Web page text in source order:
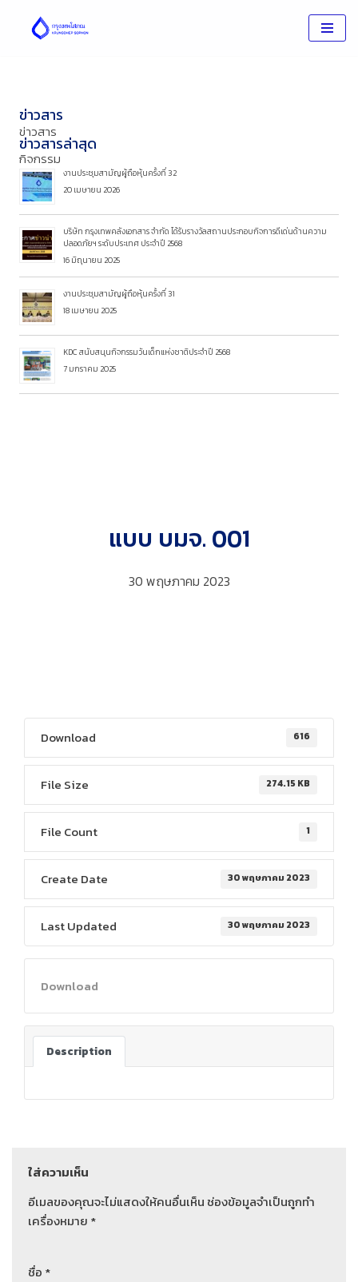
Skip
ข่าวสาร
ข่าวสาร
กิจกรรม
ข่าวสารล่าสุด
งานประชุมสามัญผู้ถือหุ้นครั้งที่ 32
20 เมษายน 2026
บริษัท กรุงเทพคลังเอกสาร จำกัด ได้รับรางวัลสถานประกอบกิจการดีเด่นด้านความ
ปลอดภัยฯ ระดับประเทศ ประจำปี 2568
16 มิถุนายน 2025
งานประชุมสามัญผู้ถือหุ้นครั้งที่ 31
18 เมษายน 2025
KDC สนับสนุนกิจกรรมวันเด็กแห่งชาติประจำปี 2568
7 มกราคม 2025
แบบ บมจ. 001
30 พฤษภาคม 2023
Download 616
File Size 274.15 KB
File Count 1
Create Date 30 พฤษภาคม 2023
Last Updated 30 พฤษภาคม 2023
Download
Description
ใส่ความเห็น
อีเมลของคุณจะไม่แสดงให้คนอื่นเห็น ช่องข้อมูลจำเป็นถูกทำ
เครื่องหมาย *
ชื่อ *